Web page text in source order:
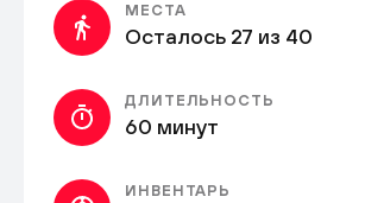
МЕСТА
Осталось 27 из 40
ДЛИТЕЛЬНОСТЬ
60 минут
ИНВЕНТАРЬ